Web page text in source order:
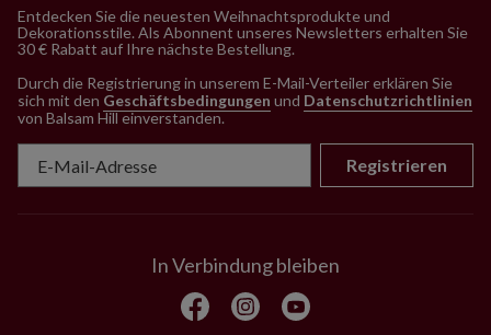
Entdecken Sie die neuesten Weihnachtsprodukte und
Dekorationsstile. Als Abonnent unseres Newsletters erhalten Sie
30 € Rabatt auf Ihre nächste Bestellung.
Durch die Registrierung in unserem E-Mail-Verteiler erklären Sie
sich mit den Geschäftsbedingungen und Datenschutzrichtlinien
von Balsam Hill einverstanden.
Registrieren
In Verbindung bleiben